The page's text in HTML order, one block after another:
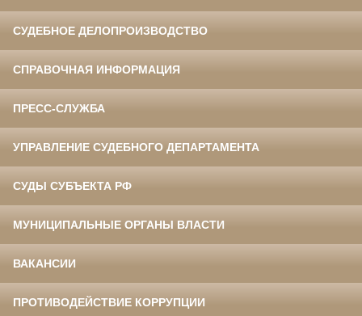
СУДЕБНОЕ ДЕЛОПРОИЗВОДСТВО
СПРАВОЧНАЯ ИНФОРМАЦИЯ
ПРЕСС-СЛУЖБА
УПРАВЛЕНИЕ СУДЕБНОГО ДЕПАРТАМЕНТА
СУДЫ СУБЪЕКТА РФ
МУНИЦИПАЛЬНЫЕ ОРГАНЫ ВЛАСТИ
ВАКАНСИИ
ПРОТИВОДЕЙСТВИЕ КОРРУПЦИИ